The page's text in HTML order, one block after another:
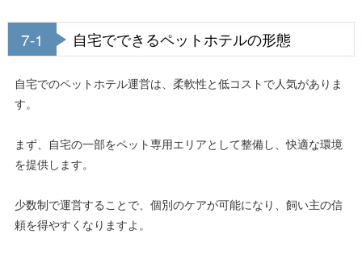
7-1 自宅でできるペットホテルの形態
自宅でのペットホテル運営は、柔軟性と低コストで人気がありま
す。
まず、自宅の一部をペット専用エリアとして整備し、快適な環境
を提供します。
少数制で運営することで、個別のケアが可能になり、飼い主の信
頼を得やすくなりますよ。